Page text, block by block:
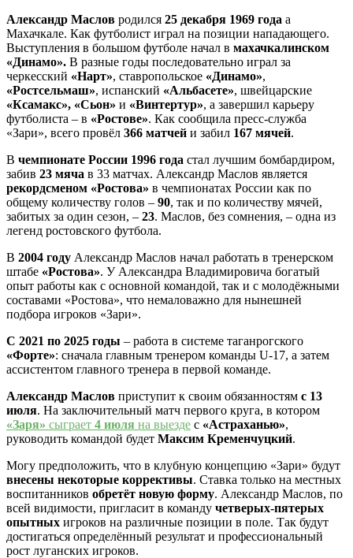
Александр Маслов родился 25 декабря 1969 года а
Махачкале. Как футболист играл на позиции нападающего.
Выступления в большом футболе начал в махачкалинском
«Динамо». В разные годы последовательно играл за
черкесский «Нарт», ставропольское «Динамо»,
«Ростсельмаш», испанский «Альбасете», швейцарские
«Ксамакс», «Сьон» и «Винтертур», а завершил карьеру
футболиста – в «Ростове». Как сообщила пресс-служба
«Зари», всего провёл 366 матчей и забил 167 мячей.
В чемпионате России 1996 года стал лучшим бомбардиром,
забив 23 мяча в 33 матчах. Александр Маслов является
рекордсменом «Ростова» в чемпионатах России как по
общему количеству голов – 90, так и по количеству мячей,
забитых за один сезон, – 23. Маслов, без сомнения, – одна из
легенд ростовского футбола.
В 2004 году Александр Маслов начал работать в тренерском
штабе «Ростова». У Александра Владимировича богатый
опыт работы как с основной командой, так и с молодёжными
составами «Ростова», что немаловажно для нынешней
подбора игроков «Зари».
С 2021 по 2025 годы – работа в системе таганрогского
«Форте»: сначала главным тренером команды U-17, а затем
ассистентом главного тренера в первой команде.
Александр Маслов приступит к своим обязанностям с 13
июля. На заключительный матч первого круга, в котором
«Заря» сыграет 4 июля на выезде с «Астраханью»,
руководить командой будет Максим Кременчуцкий.
Могу предположить, что в клубную концепцию «Зари» будут
внесены некоторые коррективы. Ставка только на местных
воспитанников обретёт новую форму. Александр Маслов, по
всей видимости, пригласит в команду четверых-пятерых
опытных игроков на различные позиции в поле. Так будут
достигаться определённый результат и профессиональный
рост луганских игроков.